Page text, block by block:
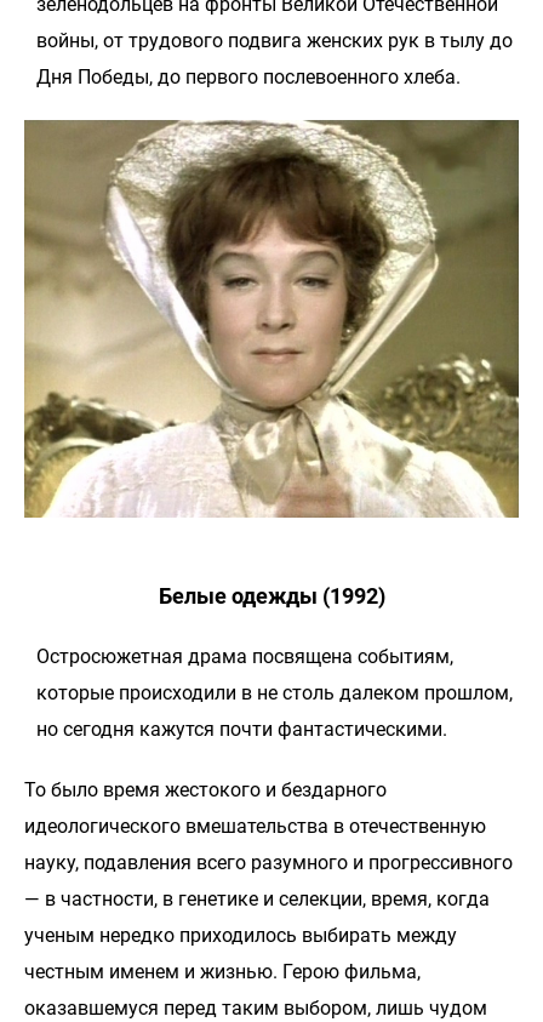
войны, от трудового подвига женских рук в тылу до
Дня Победы, до первого послевоенного хлеба.
Белые одежды (1992)
Остросюжетная драма посвящена событиям,
которые происходили в не столь далеком прошлом,
но сегодня кажутся почти фантастическими.
То было время жестокого и бездарного
идеологического вмешательства в отечественную
науку, подавления всего разумного и прогрессивного
— в частности, в генетике и селекции, время, когда
ученым нередко приходилось выбирать между
честным именем и жизнью. Герою фильма,
оказавшемуся перед таким выбором, лишь чудом